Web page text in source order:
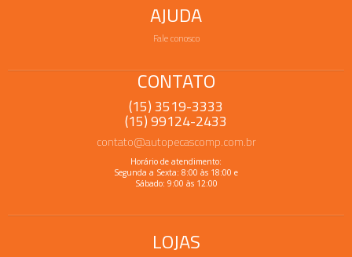
AJUDA
Fale conosco
CONTATO
(15) 3519-3333
(15) 99124-2433
contato@autopecascomp.com.br
Horário de atendimento:
Segunda a Sexta: 8:00 às 18:00 e
Sábado: 9:00 às 12:00
LOJAS